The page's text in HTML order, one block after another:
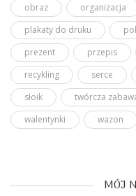
obraz
organizacja
plakaty do druku
prezent
przepis
recykling
serce
słoik
twórcza
walentynki
wazon
MÓJ